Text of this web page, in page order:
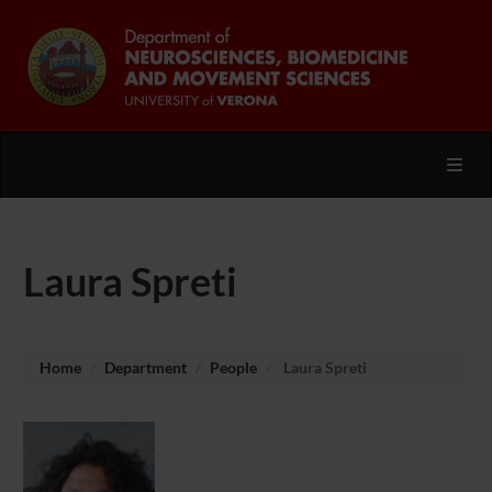
Laura Spreti
Home Department People Laura Spreti